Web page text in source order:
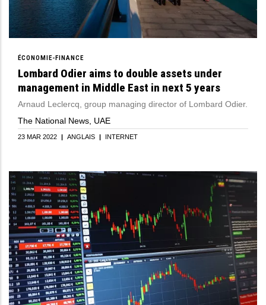
ÉCONOMIE-FINANCE
Lombard Odier aims to double assets under
management in Middle East in next 5 years
Arnaud Leclercq, group managing director of Lombard Odier.
The National News, UAE
23 MAR 2022 | ANGLAIS | INTERNET